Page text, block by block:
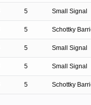
5 Small Signal
5 Schottky
5 Small Signal
5 Small Signal
5 Schottky